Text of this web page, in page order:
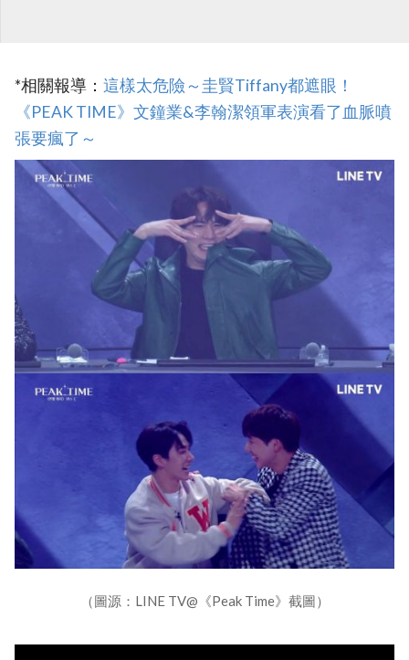
*相關報導： ‎這樣太危險～圭賢Tiffany都遮眼！
《PEAK TIME》文鐘業&李翰潔領軍表演看了血脈噴
張要瘋了～‎
（圖源：LINE TV@《Peak Time》截圖）